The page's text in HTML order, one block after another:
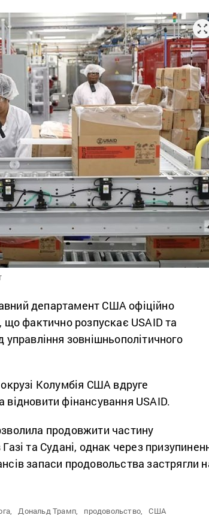
департамент США офіційно
що фактично розпускає USAID та
зовнішньополітичного
Колумбія США вдруге
відновити фінансування USAID.
продовжити частину
та Судані, однак через
запаси продовольства застрягли
Дональд Трамп, продовольство,
США